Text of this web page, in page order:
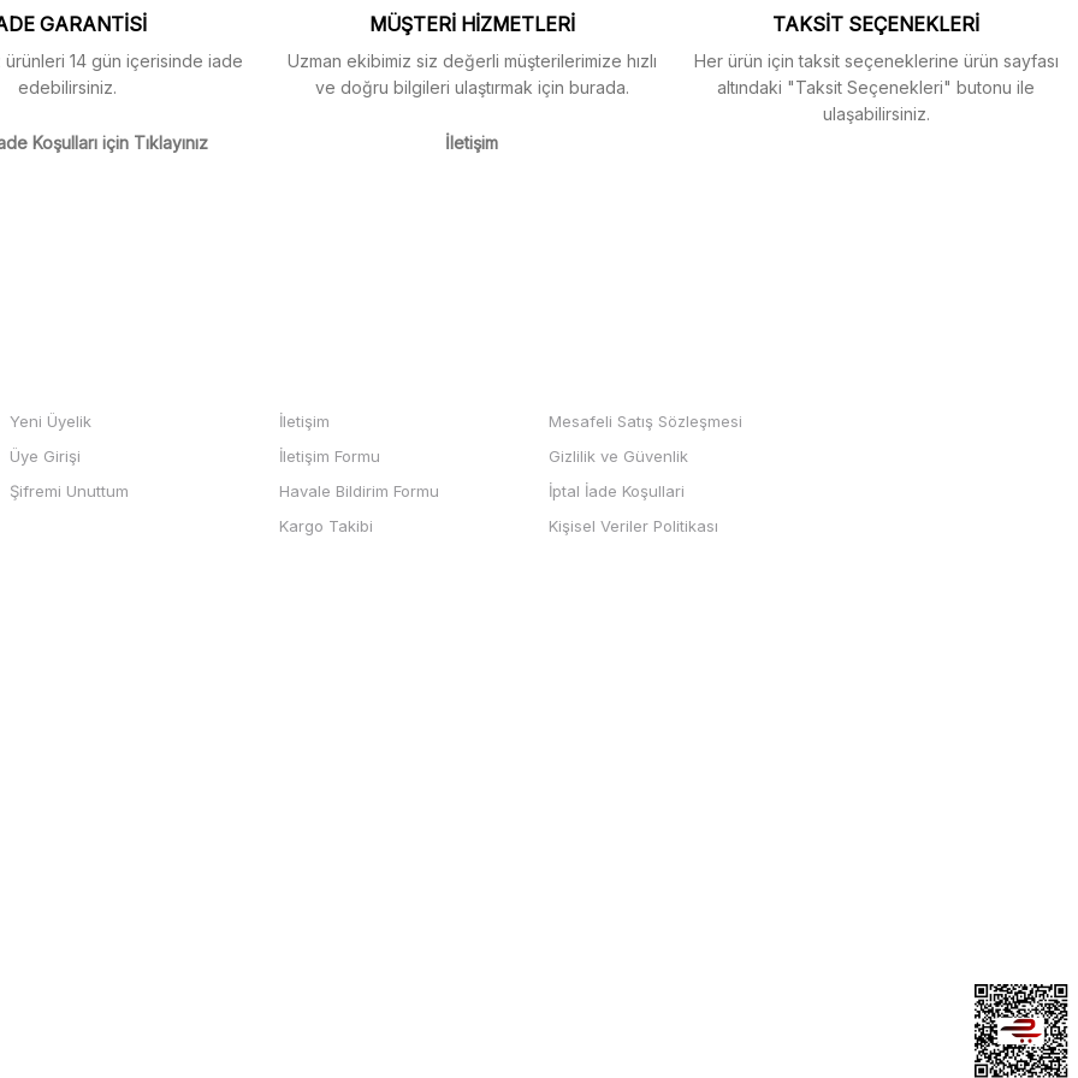
ve odeme kolay , büyük
GARANTİSİ
ürünleri 14 gün içerisinde iade
edebilirsiniz.
Koşulları için Tıklayınız
MÜŞTERİ HİZMETLERİ
Uzman ekibimiz siz değerli müşterilerimize hızlı
ve doğru bilgileri ulaştırmak için burada.
İletişim
TAKSİT SEÇENEKLERİ
Her ürün için taksit seçeneklerine ürün sayfası
altındaki "Taksit Seçenekleri" butonu ile
ulaşabilirsiniz.
Yeni Üyelik
Üye Girişi
Şifremi Unuttum
İletişim
İletişim Formu
Havale Bildirim Formu
Kargo Takibi
Mesafeli Satış Sözleşmesi
Gizlilik ve Güvenlik
İptal İade Koşullari
Kişisel Veriler Politikası